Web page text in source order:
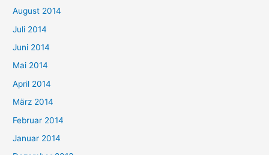
August 2014
Juli 2014
Juni 2014
Mai 2014
April 2014
März 2014
Februar 2014
Januar 2014